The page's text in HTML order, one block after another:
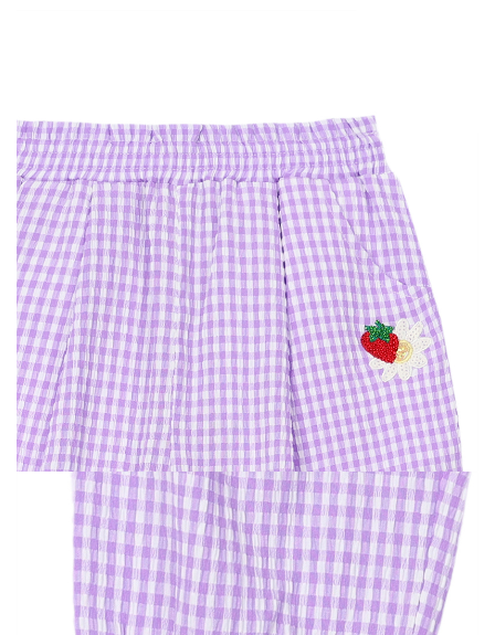
데님 세일러 JK G33KDT021N3120
구매옵션 : 색상 옐로우 / 사이즈 120